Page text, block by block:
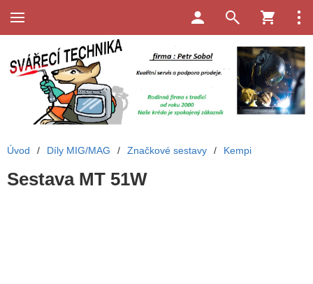
Úvod / Díly MIG/MAG / Značkové sestavy / Kempi
Sestava MT 51W